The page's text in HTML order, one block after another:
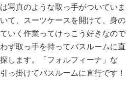
写真のような取っ手がついていま
て、スーツケースを開けて、身の
いく作業ってけっこう好きなので
ず取っ手を持ってバスルームに直
します。「フォルフィーナ」な
っ掛けてバスルームに直行です！